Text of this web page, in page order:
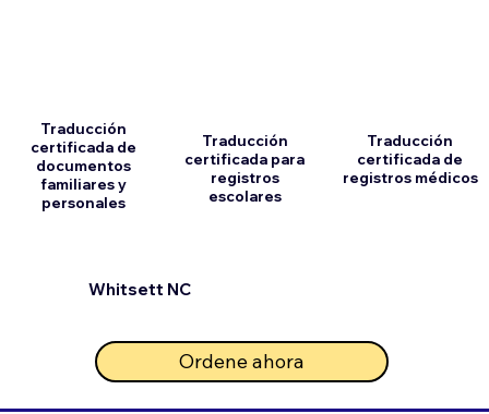
Whitsett NC
Traducción
certificada de
documentos
familiares y
personales
Traducción
certificada para
registros
escolares
Ordene ahora
Traducción
certificada de
registros médicos